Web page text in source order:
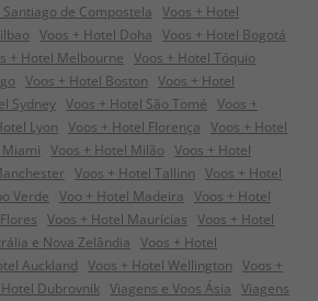
de Compostela Voos + Hotel
Voos + Hotel Doha Voos + Hotel Bogotá
+ Hotel Melbourne Voos + Hotel Tóquio
Voos + Hotel Boston Voos + Hotel
Sydney Voos + Hotel São Tomé Voos +
Lyon Voos + Hotel Florença Voos + Hotel
Voos + Hotel Milão Voos + Hotel
Voos + Hotel Tallinn Voos + Hotel
Verde Voo + Hotel Madeira Voos + Hotel
Voos + Hotel Maurícias Voos + Hotel
e Nova Zelândia Voos + Hotel
Auckland Voos + Hotel Wellington Voos +
Dubrovnik Viagens e Voos Ásia Viagens